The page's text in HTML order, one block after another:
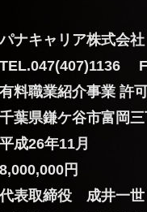
キャリア株式会
有料職業紹介事業 許
葉県鎌ケ谷市富岡三
26年11月
円
表取締役 成井一世